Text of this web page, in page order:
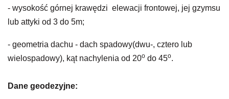
- wysokość górnej krawędzi elewacji frontowej, jej gzymsu
lub attyki od 3 do 5m;
- geometria dachu - dach spadowy(dwu-, cztero lub
wielospadowy), kąt nachylenia od 20o do 45o.
Dane geodezyjne: